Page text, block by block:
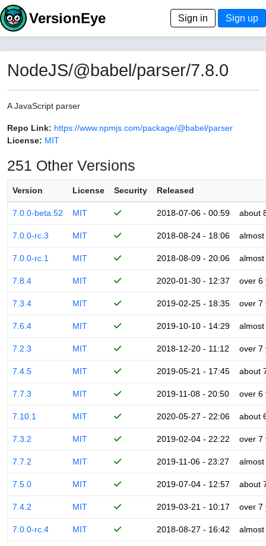
VersionEye Sign in Sign up
NodeJS/@babel/parser/7.8.0
A JavaScript parser
Repo Link: https://www.npmjs.com/package/@babel/parser
License: MIT
251 Other Versions
Version License Security Released
7.0.0-beta.52 MIT 2018-07-06 - 00:59 about
7.0.0-rc.3 MIT 2018-08-24 - 18:06
7.0.0-rc.1 MIT 2018-08-09 - 20:06
7.8.4 MIT 2020-01-30 - 12:37 over 6
7.3.4 MIT 2019-02-25 - 18:35 over 7
7.6.4 MIT 2019-10-10 - 14:29
7.2.3 MIT 2018-12-20 - 11:12 over 7
7.4.5 MIT 2019-05-21 - 17:45 about
7.7.3 MIT 2019-11-08 - 20:50 over 6
7.10.1 MIT 2020-05-27 - 22:06 about
7.3.2 MIT 2019-02-04 - 22:22 over 7
7.7.2 MIT 2019-11-06 - 23:27
7.5.0 MIT 2019-07-04 - 12:57 about
7.4.2 MIT 2019-03-21 - 10:17 over 7
7.0.0-rc.4 MIT 2018-08-27 - 16:42